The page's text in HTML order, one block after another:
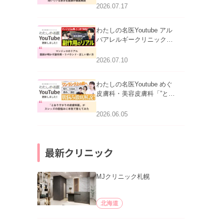
跡にVビームは効く？向い
2026.07.17
わたしの名医Youtube アル
バアレルギークリニック札
医師が明かす副作用・リバ
2026.07.10
わたしの名医Youtube めぐ
皮膚科・美容皮膚科「”とお
ッズの肌悩みに本気で答え
2026.06.05
最新クリニック
MJクリニック札幌
北海道